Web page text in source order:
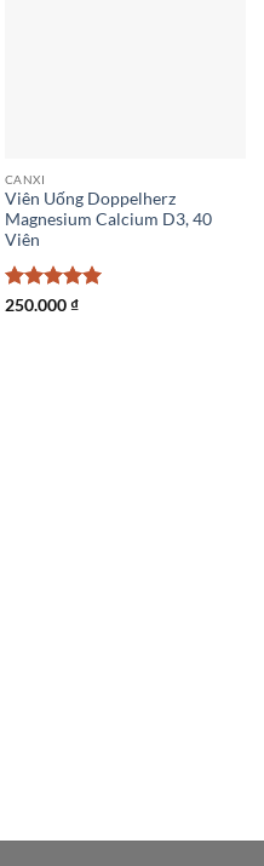
CANXI
Viên Uống Doppelherz
Magnesium Calcium D3, 40
Viên
Được xếp
250.000₫